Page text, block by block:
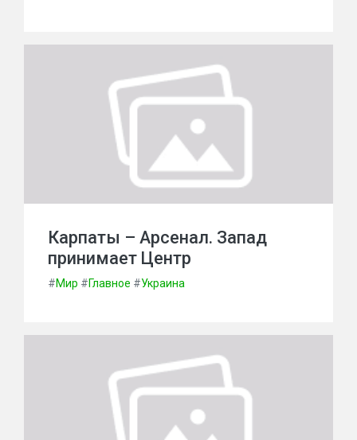
Карпаты – Арсенал. Запад
принимает Центр
#Мир #Главное #Украина